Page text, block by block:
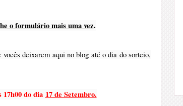
o formulário mais uma vez.
deixarem aqui no blog até o dia do sorteio,
17h00 do dia 17 de Setembro.